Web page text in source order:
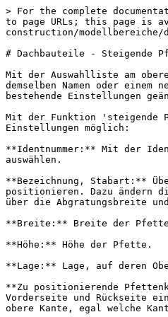
> For the complete documentation index, see [llms.txt](https://docs.dietrichs.com/llms.txt). Markdown versions of documentation pages are available by appending `.md` to page URLs; this page is available as [Markdown](https://docs.dietrichs.com/dietrichs-intelligent-documentation/francais/programmes-de-construction/modellbereiche/dach/dachbauteile/dachbauteile-steigende-pfette.md).

# Dachbauteile - Steigende Pfette

Mit der Auswahlliste am oberen Rand der Dialogbox kann man bestehende Einstellungen auswählen. Mit dem Icon mit Diskette kann man die aktuelle Einstellung mit demselben Namen oder einem neuen Namen speichern. Über das Verwaltungsicon können neue Einstellungen, auch durch Übernahme bestehender Einstellungen erzeugt werden, bestehende Einstellungen geändert oder gelöscht werden. Siehe dazu 'Einstellungen speichern' im Handbuch 'Hilfe Allgemein'.

Mit der Funktion 'steigende Pfetten' kann man Pfetten in einem beliebigen Winkel zur Fallrichtung der Dachfläche in diese Dachfläche legen. Dabei sind folgende Einstellungen möglich:

**Identnummer:** Mit der Identnummer wird das Material der Pfette bestimmt. Über den Schalter am Ende des Feldes kann man in die Datenbank verzweigen und ein Material auswählen.

**Bezeichnung, Stabart:** Über die Bezeichnung wählt man gleichzeitig einen bestimmten Pfettentyp. Abhängig von diesem Pfettentyp kann man die Pfetten unterschiedlich positionieren. Dazu ändern die Felder in der Dialogbox teilweise ihre Bedeutung und Beschriftung. So werden die abgegrateten Pfetten nicht über ein Obholz, sondern über die Abgratungsbreite und einen Luftspalt positioniert. Für die verkanteten Pfetten kann der